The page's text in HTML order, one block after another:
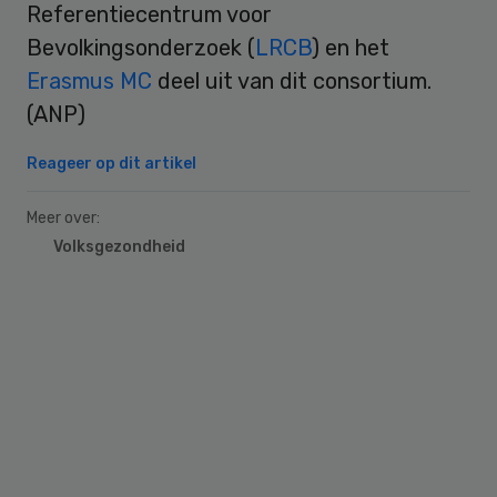
Referentiecentrum voor
Bevolkingsonderzoek (LRCB) en het
Erasmus MC deel uit van dit consortium.
(ANP)
Reageer op dit artikel
Meer over:
Volksgezondheid